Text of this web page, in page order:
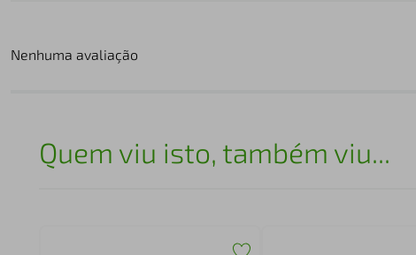
Nenhuma avaliação
Quem viu isto, também viu...